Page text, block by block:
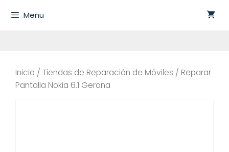
Menu
Inicio / Tiendas de Reparación de Móviles / Reparar
Pantalla Nokia 6.1 Gerona